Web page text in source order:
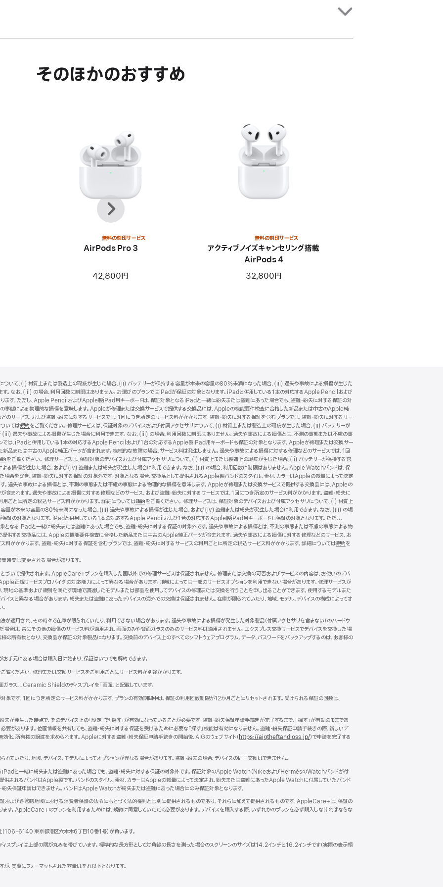
そのほかのおすすめ
無料の刻印サービス
AirPods Pro 3
42,800円
無料の刻印サービス
アクティブノイズキャンセリング搭載
AirPods 4
32,800円
前
へ
次
ついて、(i) 材質上または製造上の瑕疵が生じた場合、(ii) バッテリーが保持する容量が本来の容量の80%未満になった場合、(iii) 過失や事故による損傷が生じた
。なお、(iii) の場合、利用回数に制限はありません。お選びのプランではiPadが保証の対象となります。iPadと併用している1本の対応するApple Pencilおよび
す。ただし、Apple PencilおよびApple製iPad用キーボードは、保証対象となるiPadと一緒に紛失または盗難にあった場合でも、盗難・紛失に対する保証の対
の事態による物理的な損傷を意味します。Appleが修理または交換サービスで提供する交換品には、Appleの機能要件検査に合格した新品または中古のApple純
サービス、および盗難・紛失に対するサービスでは、1回につき所定のサービス料がかかります。盗難・紛失に対する保証を含むプランでは、盗難・紛失に対するサー
いては規約（新
規
ウ
イ
ン
ド
ウ
で
開
き
ま
す）
をご覧ください。 修理サービスは、保証対象のデバイスおよび付属アクセサリについて、(i) 材質上または製造上の瑕疵が生じた場合、(ii) バッテリーが
過失や事故による損傷が生じた場合に利用できます。なお、(iii) の場合、利用回数に制限はありません。過失や事故による損傷とは、不測の事態または不慮の事
では、iPadと併用している1本の対応するApple Pencilおよび1台の対応するApple製iPad用キーボードも保証の対象となります。Appleが修理または交換サー
品または中古のApple純正パーツが含まれます。機械的な故障の場合、サービス料は発生しません。過失や事故による損傷に対する修理などのサービスでは、1回
約（新
規
ウ
イ
ン
ド
ウ
で
開
き
ま
をご覧ください。 修理サービスは、保証対象のデバイスおよび付属アクセサリについて、(i) 材質上または製造上の瑕疵が生じた場合、(ii) バッテリーが保持する容
損傷が生じた場合、および(iv) 盗難または紛失が発生した場合に利用できます。なお、(iii) の場合、利用回数に制限はありません。Apple Watchバンドは、保
を除き、盗難・紛失に対する保証の対象外です。対象となる場合、交換品として提供されるApple製バンドのスタイル、素材、カラーはAppleの裁量によって決定
。過失や事故による損傷とは、不測の事態または不慮の事態による物理的な損傷を意味します。Appleが修理または交換サービスで提供する交換品には、Appleの
れます。過失や事故による損傷に対する修理などのサービス、および盗難・紛失に対するサービスでは、1回につき所定のサービス料がかかります。盗難・紛失に
用ごとに所定の税込サービス料がかかります。詳細については規約（新
規
ウ
イ
ン
ド
き
ま
す）
をご覧ください。 修理サービスは、保証対象のデバイスおよび付属アクセサリについて、(i) 材質上
量が本来の容量の80%未満になった場合、(iii) 過失や事故による損傷が生じた場合、および(iv) 盗難または紛失が発生した場合に利用できます。なお、(iii) の場
保証の対象となります。iPadと併用している1本の対応するApple Pencilおよび1台の対応するApple製iPad用キーボードも保証の対象となります。ただし、
るiPadと一緒に紛失または盗難にあった場合でも、盗難・紛失に対する保証の対象外です。過失や事故による損傷とは、不測の事態または不慮の事態による物
供する交換品には、Appleの機能要件検査に合格した新品または中古のApple純正パーツが含まれます。過失や事故による損傷に対する修理などのサービス、お
料がかかります。盗難・紛失に対する保証を含むプランでは、盗難・紛失に対するサービスの利用ごとに所定の税込サービス料がかかります。詳細については規約（新
ン
ド
ウ
で
き
ま
す）
を
時間は変更される場合があります。
いて提供されます。AppleCare+プランを購入した国以外での修理サービスは保証されません。修理または交換の可否およびサービスの内容は、お使いのデバ
正規サービスプロバイダの対応能力によって異なる場合があります。地域によっては一部のサービスオプションを利用できない場合があります。修理サービスが
地の基準および規制を満たす現地で調達したモデルまたは部品を使用してデバイスの修理または交換を行うことを申し出ることができます。使用するモデルまた
スと異なる場合があります。紛失または盗難にあったデバイスの海外での交換は保証されません。在庫が限られていたり、地域、モデル、デバイスの構成によってオ
が適用され、その時々で在庫が限られていたり、利用できない場合があります。過失や事故による損傷が発生した対象製品（付属アクセサリを含まない）のハードウ
場合は、常にその他の損傷のサービス料が適用され、画面のみや背面ガラスのみのサービス料は適用されません。エクスプレス交換サービスでデバイスを交換した場
所有物となり、交換品が保証の対象製品になります。交換前のデバイス上のすべてのソフトウェアプログラム、データ、パスワードをバックアップするのは、お客様の
手元にある場合は購入日に始まり、保証はいつでも解約できます。
覧ください。修理または交換サービスをご利用ごとにサービス料が別途かかります。
ス」、Ceramic Shieldのディスプレイを「画面」と記載しています。
す。1回につき所定のサービス料がかかります。プランの有効期間中は、保証の利用回数制限が12か月ごとにリセットされます。受けられる保証の回数は、
が発生した時点で、そのデバイス上の「設定」で「探す」が有効になっていることが必要です。盗難・紛失保証申請手続きが完了するまで、「探す」が有効のままであ
あります。位置情報を共有しても、盗難・紛失に対する保証を受けるために必要な「探す」機能は有効になりません。盗難・紛失保証申請手続きの際、新しいデ
化、所有権の譲渡を求められます。Appleに対する盗難・紛失保証申請手続きの開始後、AIGのウェブサイト（https://aigtheftandloss.jp/）で申請を完了する
ていたり、地域、デバイス、モデルによってオプションが異なる場合があります。盗難・紛失の場合、デバイスの同日交換はできません。
と一緒に紛失または盗難にあった場合でも、盗難・紛失に対する保証の対象外です。保証対象のApple Watch（NikeおよびHermèsのWatchバンドが付
供されるバンドはApple製です。バンドのスタイル、素材、カラーはAppleの裁量によって決定され、紛失または盗難にあったApple Watchに付属していたバンド
失保証申請はできません。バンドはApple Watchが紛失または盗難にあった場合にのみ保証対象となります。
よび各管轄地域における消費者保護の法令にもとづく法的権利とは別に提供されるものであり、それらに加えて提供されるものです。AppleCare+は、保証の
。AppleCare+のプランを利用するためには、規約に同意していただく必要があります。デバイスを購入する際、いずれかのプランを必ず購入しなければならな
6140 東京都港区六本木6丁目10番1号）が負いま す 。
イは上部の隅が丸みを帯びています。標準的な長方形として対角線の長さを測った場合のスクリーンのサイズは14.2インチと16.2インチです（実際の表示領
実際にフォーマットされた容量はそれ以下となります。